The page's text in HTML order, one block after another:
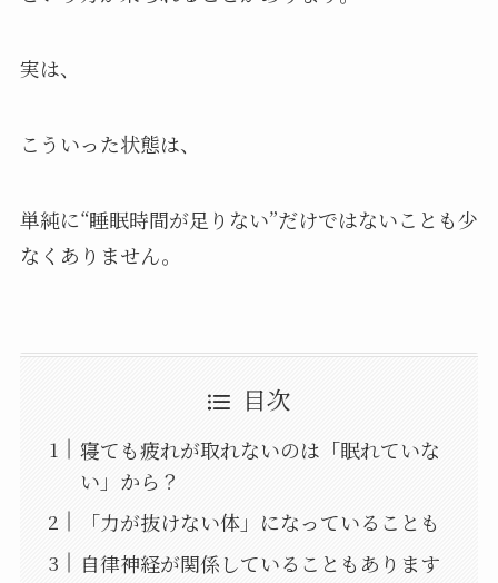
実は、
こういった状態は、
単純に“睡眠時間が足りない”だけではないことも少
なくありません。
目次
寝ても疲れが取れないのは「眠れていな
い」から？
「力が抜けない体」になっていることも
自律神経が関係していることもあります